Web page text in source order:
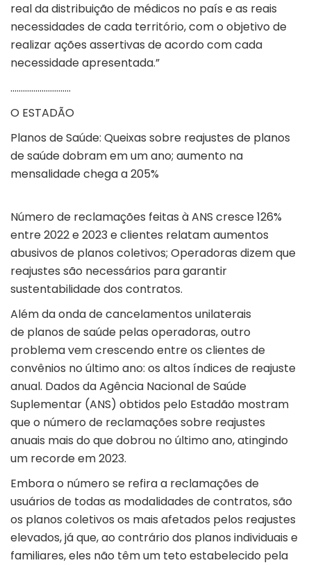
real da distribuição de médicos no país e as reais
necessidades de cada território, com o objetivo de
realizar ações assertivas de acordo com cada
necessidade apresentada.”
………………………..
O ESTADÃO
Planos de Saúde: Queixas sobre reajustes de planos
de saúde dobram em um ano; aumento na
mensalidade chega a 205%
Número de reclamações feitas à ANS cresce 126%
entre 2022 e 2023 e clientes relatam aumentos
abusivos de planos coletivos; Operadoras dizem que
reajustes são necessários para garantir
sustentabilidade dos contratos.
Além da onda de cancelamentos unilaterais
de planos de saúde pelas operadoras, outro
problema vem crescendo entre os clientes de
convênios no último ano: os altos índices de reajuste
anual. Dados da Agência Nacional de Saúde
Suplementar (ANS) obtidos pelo Estadão mostram
que o número de reclamações sobre reajustes
anuais mais do que dobrou no último ano, atingindo
um recorde em 2023.
Embora o número se refira a reclamações de
usuários de todas as modalidades de contratos, são
os planos coletivos os mais afetados pelos reajustes
elevados, já que, ao contrário dos planos individuais e
familiares, eles não têm um teto estabelecido pela